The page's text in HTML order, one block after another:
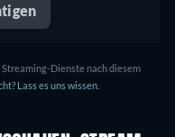
Streaming-Dienste nach diesem
Lass es uns wissen.